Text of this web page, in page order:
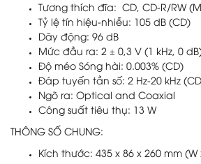
Tương thích đĩa: CD, CD-R/RW
Tỷ lệ tín hiệu-nhiễu: 105 dB (CD)
Dãy động: 96 dB
Mức đầu ra: 2 ± 0,3 V (1 kHz, 0
Độ méo Sóng hài: 0.003% (CD)
Đáp tuyến tần số: 2 Hz-20 kHz
Ngõ ra: Optical and Coaxial
Công suất tiêu thụ: 13 W
THÔNG SỐ CHUNG:
Kích thước: 435 x 86 x 260 mm (W